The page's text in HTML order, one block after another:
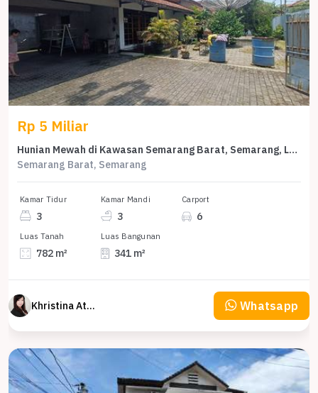
Rp 5 Miliar
Hunian Mewah di Kawasan Semarang Barat, Semarang, LB 341m², Harga 5 Miliar
Semarang Barat, Semarang
Kamar Tidur
3
Kamar Mandi
3
Carport
6
Luas Tanah
782 m²
Luas Bangunan
341 m²
Khristina Atmodjo Whatsapp